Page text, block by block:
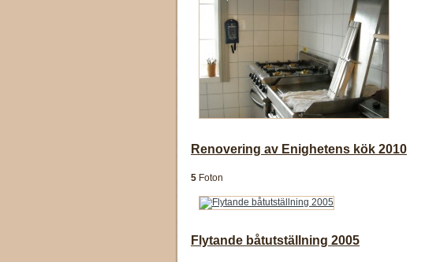
Renovering av Enighetens kök 2010
5 Foton
Flytande båtutställning 2005